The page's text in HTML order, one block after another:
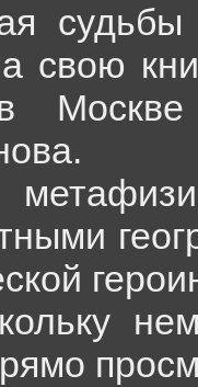
свою
Москве